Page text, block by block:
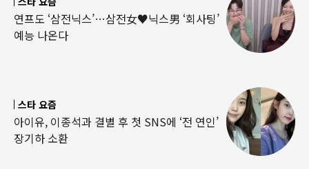
연프도 ‘삼전닉스’…삼전女♥닉스男 ‘회사팅’
예능 나온다
스타 요즘
아이유, 이종석과 결별 후 첫 SNS에 ‘전 연인’
장기하 소환